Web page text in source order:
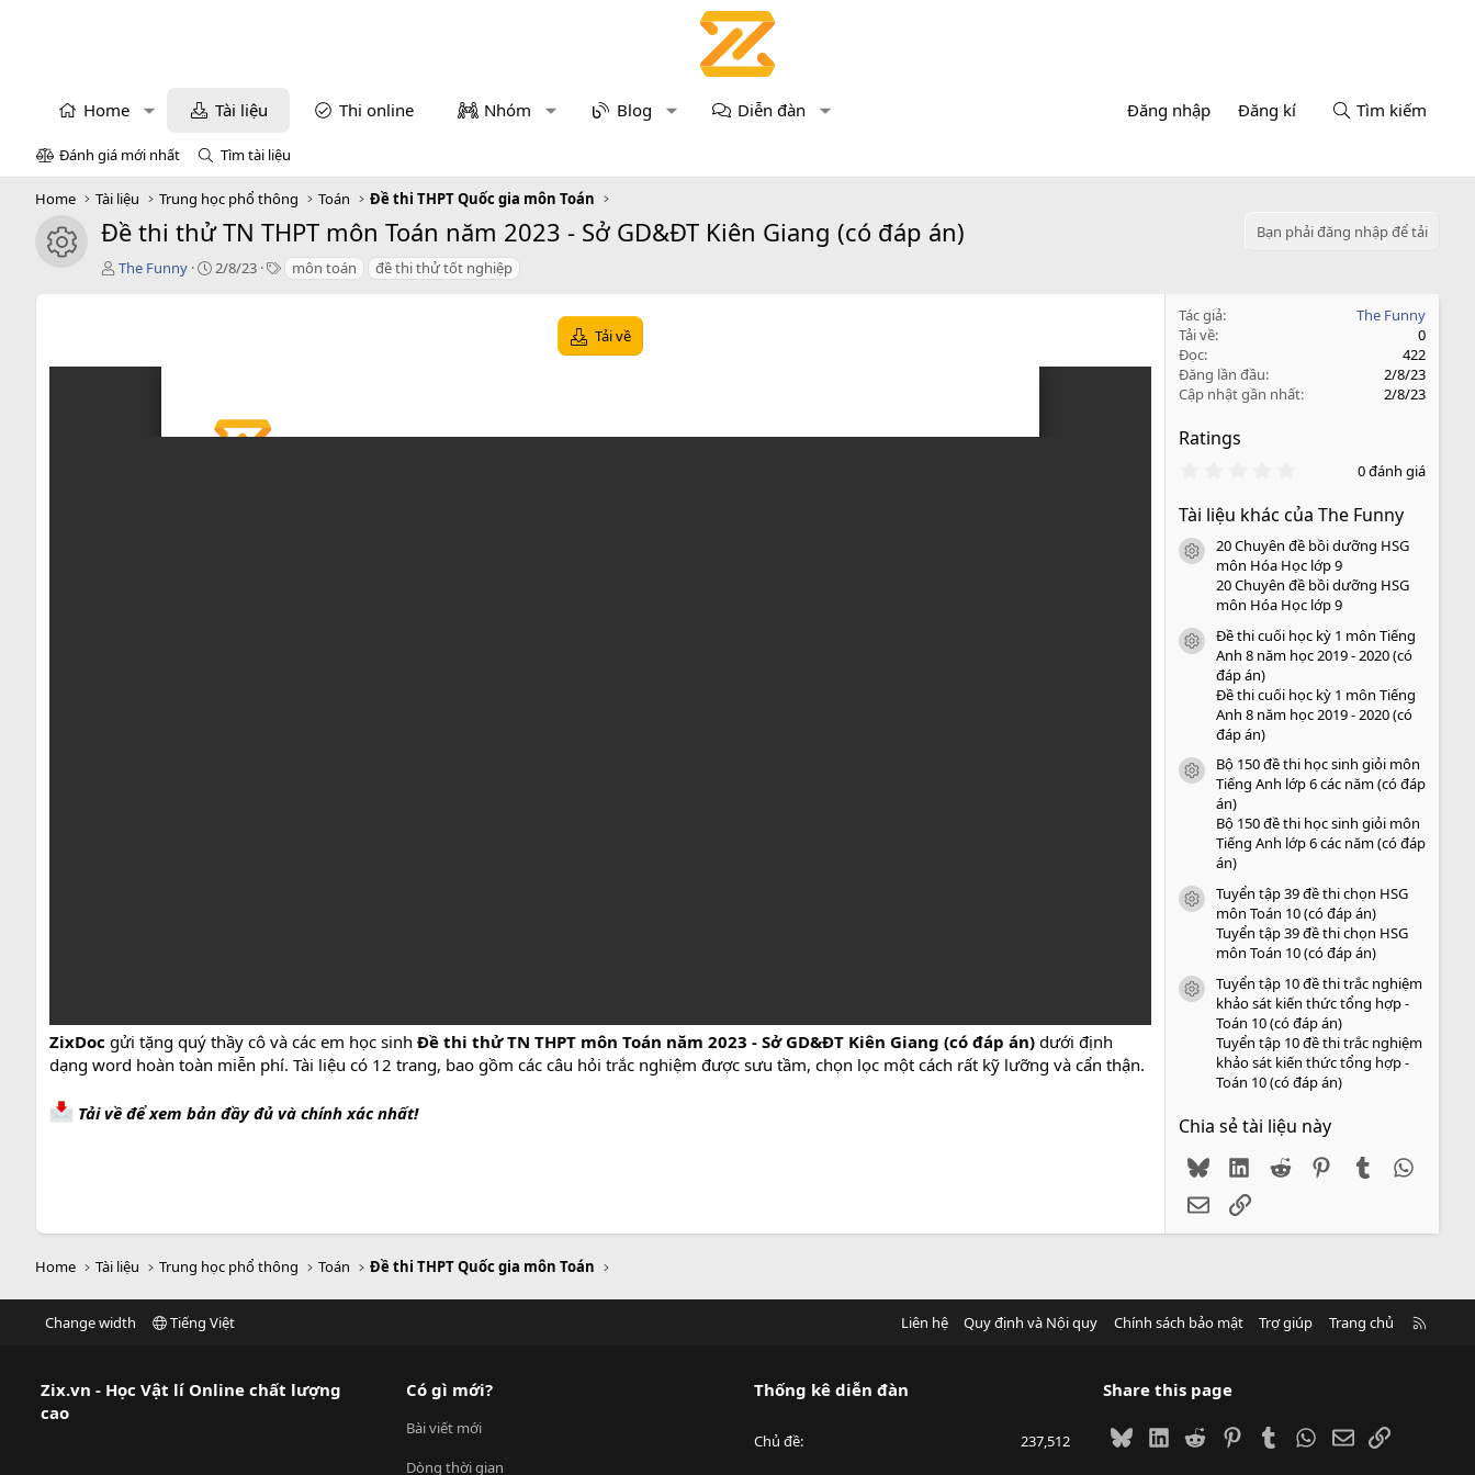
Home Tài liệu Thi online Nhóm Blog Diễn đàn Đăng nhập Đăng kí Tìm kiếm
Đánh giá mới nhất Tìm tài liệu
Home Tài liệu Trung học phổ thông Toán Đề thi THPT Quốc gia môn Toán
icon tài liệu
Đề thi thử TN THPT môn Toán năm 2023 - Sở GD&ĐT Kiên Giang (có đáp án)
Bạn phải đăng nhập để tải
T
ả
The Funny
C
d
2/8/23
T môn toán đề thi thử tốt nghiệp
Tải về
ZixDoc gửi tặng quý thầy cô và các em học sinh Đề thi thử TN THPT môn Toán năm 2023 - Sở GD&ĐT Kiên Giang (có đáp án) dưới định
dạng word hoàn toàn miễn phí. Tài liệu có 12 trang, bao gồm các câu hỏi trắc nghiệm được sưu tầm, chọn lọc một cách rất kỹ lưỡng và cẩn thận.
Tải về để xem bản đầy đủ và chính xác nhất!
Tác giả
The Funny
Tải về
0
Đọc
422
Đăng lần đầu
2/8/23
Cập nhật gần nhất
2/8/23
Ratings
0
0
s
a
o
0 đánh giá
Tài liệu khác của The Funny
icon tài liệu
20 Chuyên đề bồi dưỡng HSG
môn Hóa Học lớp 9
20 Chuyên đề bồi dưỡng HSG
môn Hóa Học lớp 9
icon tài liệu
Đề thi cuối học kỳ 1 môn Tiếng
Anh 8 năm học 2019 - 2020 (có
đáp án)
Đề thi cuối học kỳ 1 môn Tiếng
Anh 8 năm học 2019 - 2020 (có
đáp án)
icon tài liệu
Bộ 150 đề thi học sinh giỏi môn
Tiếng Anh lớp 6 các năm (có đáp
án)
Bộ 150 đề thi học sinh giỏi môn
Tiếng Anh lớp 6 các năm (có đáp
án)
icon tài liệu
Tuyển tập 39 đề thi chọn HSG
môn Toán 10 (có đáp án)
Tuyển tập 39 đề thi chọn HSG
môn Toán 10 (có đáp án)
icon tài liệu
Tuyển tập 10 đề thi trắc nghiệm
khảo sát kiến thức tổng hợp -
Toán 10 (có đáp án)
Tuyển tập 10 đề thi trắc nghiệm
khảo sát kiến thức tổng hợp -
Toán 10 (có đáp án)
Chia sẻ tài liệu này
BlueskyLinkedIn
Reddit PinterestTumblr
EmailLink
Home Tài liệu Trung học phổ thông Toán Đề thi THPT Quốc gia môn Toán
Change width Tiếng Việt Liên hệ Quy định và Nội quy Chính sách bảo mật Trợ giúp Trang chủ
Zix.vn - Học Vật lí Online chất lượng
cao
Có gì mới?
Bài viết mới
Dòng thời gian
Thống kê diễn đàn
Chủ đề 237,512
Share this page
BlueskyLinkedIn
Reddit PinterestTumblrWhatsApp
EmailLink